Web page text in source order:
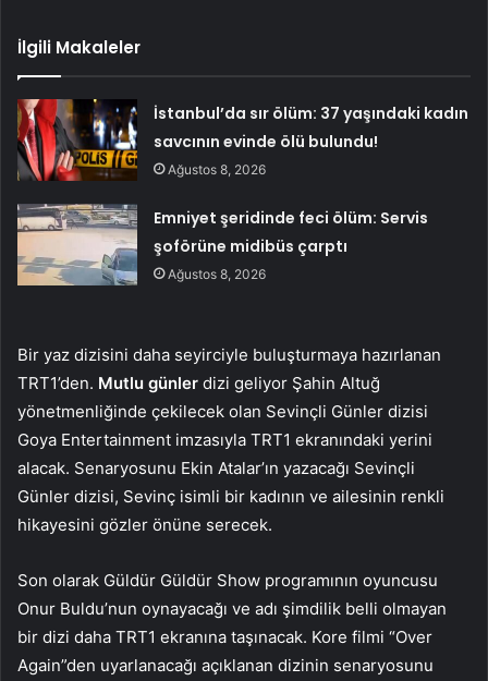
İlgili Makaleler
İstanbul’da sır ölüm: 37 yaşındaki kadın
savcının evinde ölü bulundu!
Ağustos 8, 2026
Emniyet şeridinde feci ölüm: Servis
şoförüne midibüs çarptı
Ağustos 8, 2026
Bir yaz dizisini daha seyirciyle buluşturmaya hazırlanan
TRT1’den. Mutlu günler dizi geliyor Şahin Altuğ
yönetmenliğinde çekilecek olan Sevinçli Günler dizisi
Goya Entertainment imzasıyla TRT1 ekranındaki yerini
alacak. Senaryosunu Ekin Atalar’ın yazacağı Sevinçli
Günler dizisi, Sevinç isimli bir kadının ve ailesinin renkli
hikayesini gözler önüne serecek.
Son olarak Güldür Güldür Show programının oyuncusu
Onur Buldu’nun oynayacağı ve adı şimdilik belli olmayan
bir dizi daha TRT1 ekranına taşınacak. Kore filmi “Over
Again”den uyarlanacağı açıklanan dizinin senaryosunu